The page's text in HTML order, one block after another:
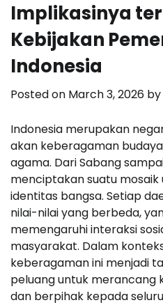
Implikasinya
Kebijakan
Indonesia
Posted on March 3, 2026 by
Indonesia merupakan
akan keberagaman
agama. Dari Sabang
menciptakan suatu mosaik
identitas bangsa. Setiap
nilai-nilai yang berbeda,
memengaruhi interaksi
masyarakat. Dalam
keberagaman ini menjadi
peluang untuk merancang
dan berpihak kepada